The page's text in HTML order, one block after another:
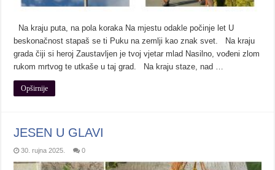
Na kraju puta, na pola koraka Na mjestu odakle počinje let U
beskonačnost stapaš se ti Puku na zemlji kao znak svet. Na kraju
grada čiji si heroj Zaustavljen je tvoj vjetar mlad Nasilno, vođeni zlom
rukom mrtvog te utkaše u taj grad. Na kraju staze, nad …
Opširnije
JESEN U GLAVI
30. rujna 2025. 0